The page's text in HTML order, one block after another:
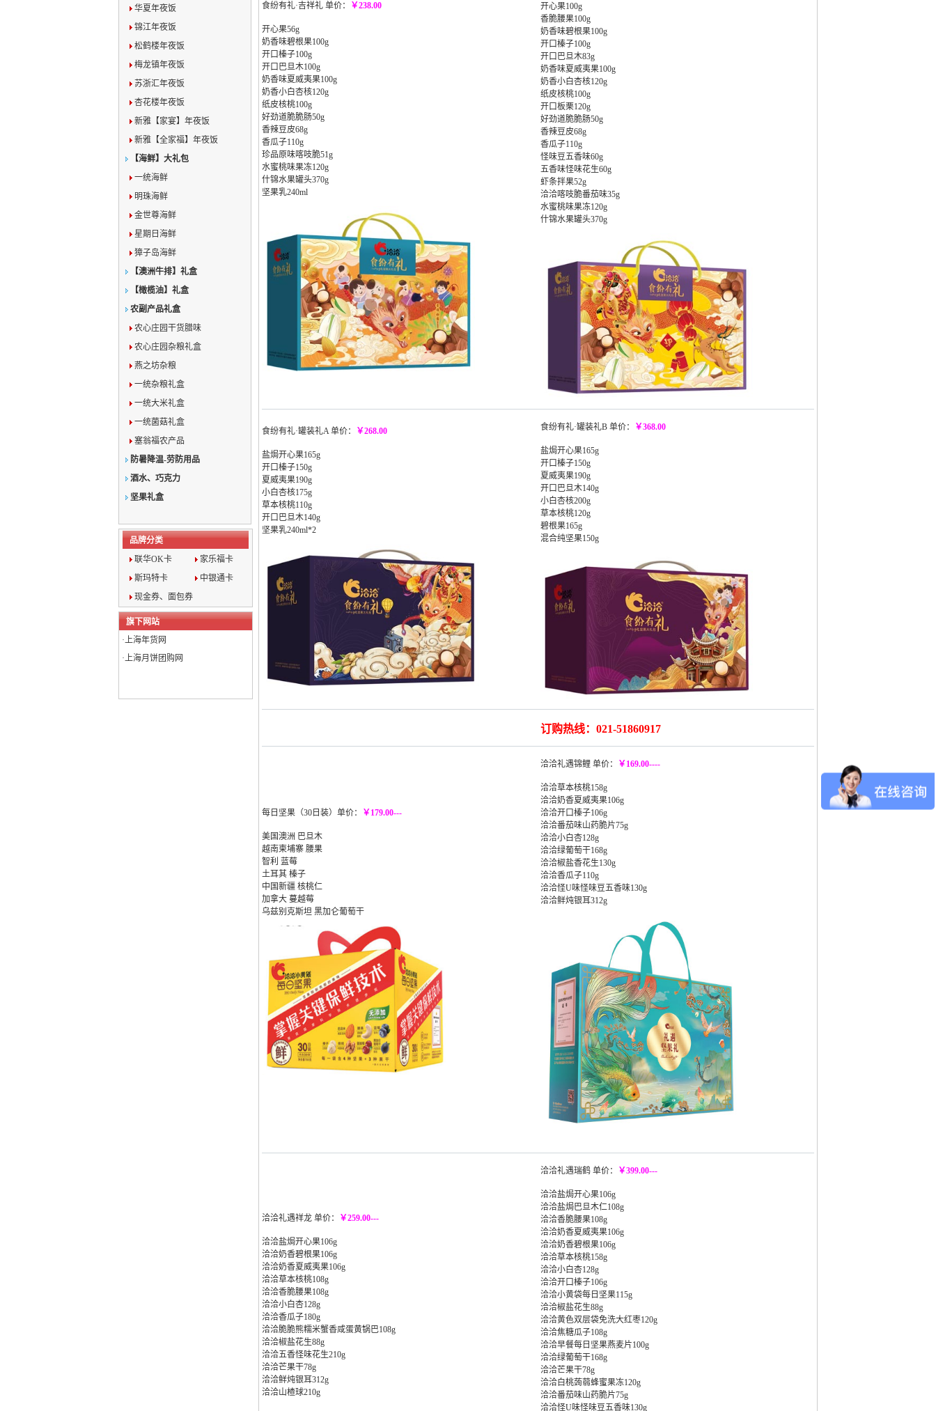
华夏年夜饭
锦江年夜饭
松鹤楼年夜饭
梅龙镇年夜饭
苏浙汇年夜饭
杏花楼年夜饭
新雅【家宴】年夜饭
新雅【全家福】年夜饭
【海鲜】大礼包
一统海鲜
明珠海鲜
金世尊海鲜
星期日海鲜
獐子岛海鲜
【澳洲牛排】礼盒
【橄榄油】礼盒
农副产品礼盒
农心庄园干货腊味
农心庄园杂粮礼盒
燕之坊杂粮
一统杂粮礼盒
一统大米礼盒
一统菌菇礼盒
塞翁福农产品
防暑降温-劳防用品
酒水、巧克力
坚果礼盒
品牌分类
联华OK卡
家乐福卡
斯玛特卡
中银通卡
现金券、面包券
旗下网站
·上海年货网
·上海月饼团购网
食纷有礼·吉祥礼 单价： ￥238.00
开心果56g
奶香味碧根果100g
开口榛子100g
开口巴旦木100g
奶香味夏威夷果100g
奶香小白杏核120g
纸皮核桃100g
好劲道脆脆肠50g
香辣豆皮68g
香瓜子110g
珍品原味喀吱脆51g
水蜜桃味果冻120g
什锦水果罐头370g
坚果乳240ml
开心果100g
香脆腰果100g
奶香味碧根果100g
开口榛子100g
开口巴旦木83g
奶香味夏威夷果100g
奶香小白杏核120g
纸皮核桃100g
开口板栗120g
好劲道脆脆肠50g
香辣豆皮68g
香瓜子110g
怪味豆五香味60g
五香味怪味花生60g
虾条拌果52g
洽洽喀吱脆番茄味35g
水蜜桃味果冻120g
什锦水果罐头370g
食纷有礼·罐装礼A 单价： ￥268.00
盐焗开心果165g
开口榛子150g
夏威夷果190g
小白杏核175g
草本核桃110g
开口巴旦木140g
坚果乳240ml*2
食纷有礼·罐装礼B 单价： ￥368.00
盐焗开心果165g
开口榛子150g
夏威夷果190g
开口巴旦木140g
小白杏核200g
草本核桃120g
碧根果165g
混合纯坚果150g
订购热线：021-51860917
每日坚果（30日装）单价： ￥179.00---
美国澳洲 巴旦木
越南柬埔寨 腰果
智利 蓝莓
土耳其 榛子
中国新疆 核桃仁
加拿大 蔓越莓
乌兹别克斯坦 黑加仑葡萄干
洽洽礼遇锦鲤 单价： ￥169.00----
洽洽草本核桃158g
洽洽奶香夏威夷果106g
洽洽开口榛子106g
洽洽番茄味山药脆片75g
洽洽小白杏128g
洽洽绿葡萄干168g
洽洽椒盐香花生130g
洽洽香瓜子110g
洽洽怪U味怪味豆五香味130g
洽洽鲜炖银耳312g
洽洽礼遇祥龙 单价： ￥259.00---
洽洽盐焗开心果106g
洽洽奶香碧根果106g
洽洽奶香夏威夷果106g
洽洽草本核桃108g
洽洽香脆腰果108g
洽洽小白杏128g
洽洽香瓜子180g
洽洽脆脆熊糯米蟹香咸蛋黄锅巴108g
洽洽椒盐花生88g
洽洽五香怪味花生210g
洽洽芒果干78g
洽洽鲜炖银耳312g
洽洽山楂球210g
洽洽礼遇瑞鹤 单价： ￥399.00---
洽洽盐焗开心果106g
洽洽盐焗巴旦木仁108g
洽洽香脆腰果108g
洽洽奶香夏威夷果106g
洽洽奶香碧根果106g
洽洽草本核桃158g
洽洽小白杏128g
洽洽开口榛子106g
洽洽小黄袋每日坚果115g
洽洽椒盐花生88g
洽洽黄色双层袋免洗大红枣120g
洽洽焦糖瓜子108g
洽洽早餐每日坚果燕麦片100g
洽洽绿葡萄干168g
洽洽芒果干78g
洽洽白桃蒟蒻蜂蜜果冻120g
洽洽番茄味山药脆片75g
洽洽怪U味怪味豆五香味130g